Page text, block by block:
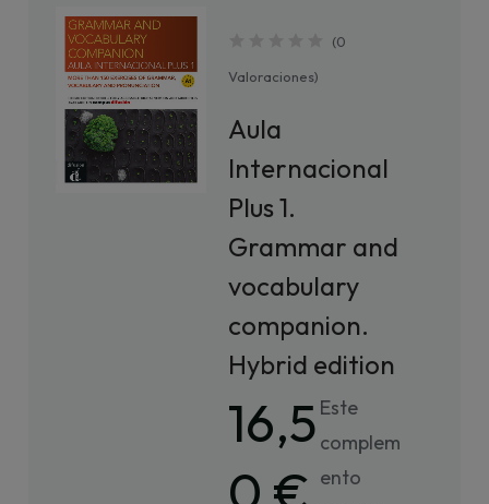
(0
Valoraciones)
Aula
Internacional
Plus 1.
Grammar and
vocabulary
companion.
Hybrid edition
16,5
0 €
Este
complem
ento